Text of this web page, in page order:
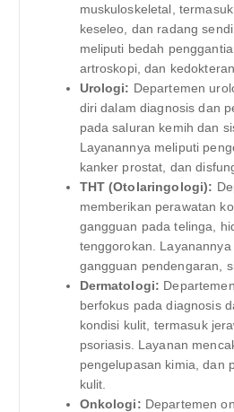
muskuloskeletal,
keseleo, dan radang
meliputi bedah
artroskopi, dan
Urologi: Departemen
diri dalam diagnosis dan
pada saluran kemih dan
Layanannya meliputi
kanker prostat, dan
THT (Otolaringologi):
memberikan perawatan
gangguan pada telinga,
tenggorokan.
gangguan pendengaran,
Dermatologi:
berfokus pada diagnosis
kondisi kulit, termasuk
psoriasis. Layanan
pengelupasan kimia, dan
kulit.
Onkologi: Departemen